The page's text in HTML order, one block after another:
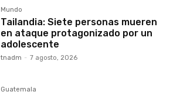
Mundo
Tailandia: Siete personas mueren
en ataque protagonizado por un
adolescente
tnadm - 7 agosto, 2026
Guatemala